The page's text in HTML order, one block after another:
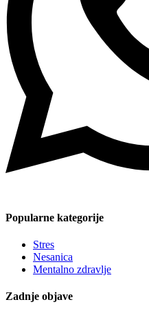
Popularne kategorije
Stres
Nesanica
Mentalno zdravlje
Zadnje objave